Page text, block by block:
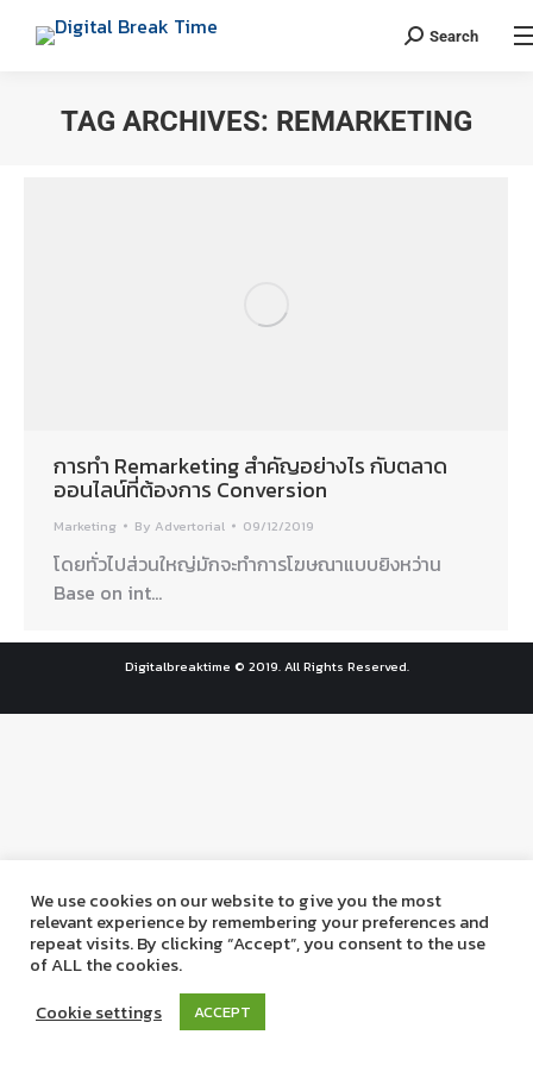
Search
TAG ARCHIVES: REMARKETING
การทำ Remarketing สำคัญอย่างไร กับตลาด
ออนไลน์ที่ต้องการ Conversion
Marketing By Advertorial 09/12/2019
โดยทั่วไปส่วนใหญ่มักจะทำการโฆษณาแบบยิงหว่าน
Base on int…
Digitalbreaktime © 2019. All Rights Reserved.
We use cookies on our website to give you the most
relevant experience by remembering your preferences and
repeat visits. By clicking “Accept”, you consent to the use
of ALL the cookies.
Cookie settings
ACCEPT